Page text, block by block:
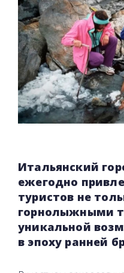
Итальянский
ежегодно
туристов не
горнолыжными
уникальной
в эпоху ранней